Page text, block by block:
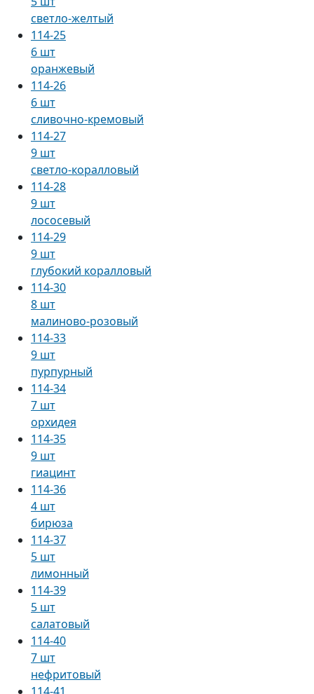
светло-желтый
114-25
6 шт
оранжевый
114-26
6 шт
сливочно-кремовый
114-27
9 шт
светло-коралловый
114-28
9 шт
лососевый
114-29
9 шт
глубокий коралловый
114-30
8 шт
малиново-розовый
114-33
9 шт
пурпурный
114-34
7 шт
орхидея
114-35
9 шт
гиацинт
114-36
4 шт
бирюза
114-37
5 шт
лимонный
114-39
5 шт
салатовый
114-40
7 шт
нефритовый
114-41